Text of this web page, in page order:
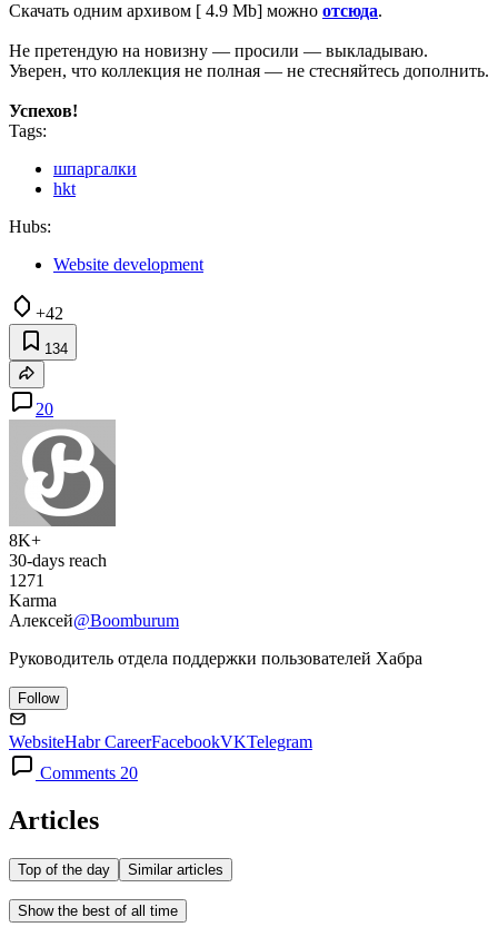
Скачать одним архивом [ 4.9 Mb] можно отсюда.
Не претендую на новизну — просили — выкладываю.
Уверен, что коллекция не полная — не стесняйтесь дополнить.
Успехов!
Tags:
шпаргалки
hkt
Hubs:
Website development
+42
134
20
8K+
30-days reach
1271
Karma
Алексей@Boomburum
Руководитель отдела поддержки пользователей Хабра
Follow
WebsiteHabr CareerFacebookVKTelegram
Comments 20
Articles
Top of the day Similar articles
Show the best of all time